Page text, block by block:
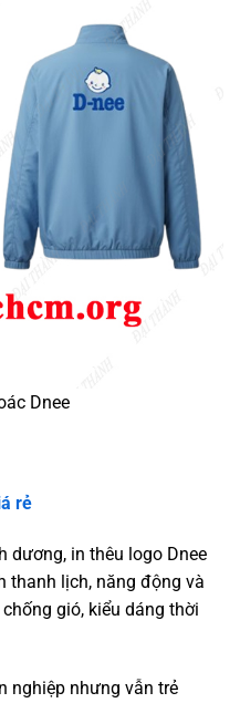
Dnee
rẻ
dương, in thêu logo Dnee
thanh lịch, năng động và
gió, kiểu dáng thời
nghiệp nhưng vẫn trẻ